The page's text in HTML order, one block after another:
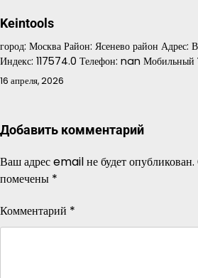
Keintools
город: Москва Район: Ясенево район Адрес:
Индекс: 117574.0 Телефон: nan Мобильный
16 апреля, 2026
Добавить комментарий
Ваш адрес email не будет опубликован.
помечены *
Комментарий *